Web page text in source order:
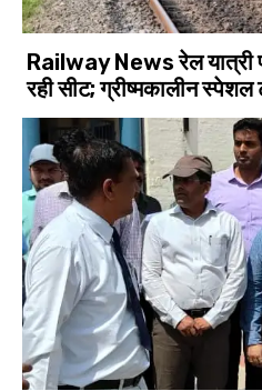
Railway News रेल यात्री
रही सीट; ग्रीष्मकालीन स्पेशल